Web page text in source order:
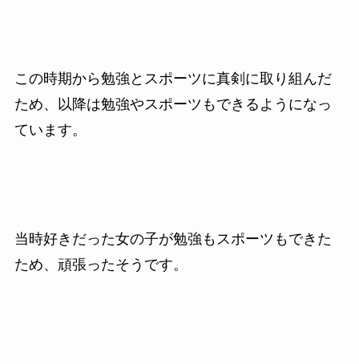
この時期から勉強とスポーツに真剣に取り組んだ
ため、以降は勉強やスポーツもできるようになっ
ています。
当時好きだった女の子が勉強もスポーツもできた
ため、頑張ったそうです。